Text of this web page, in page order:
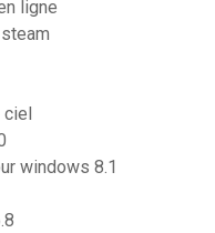
ligne
windows 8.1